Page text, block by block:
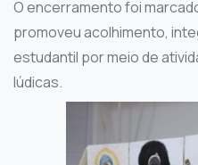
O encerramento foi
promoveu acolhimento,
estudantil por meio de
lúdicas.